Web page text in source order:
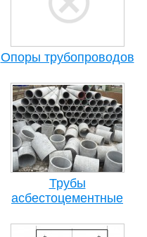
Опоры трубопроводов
Трубы
асбестоцементные